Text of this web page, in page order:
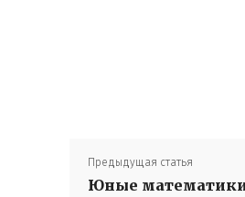
Предыдущая статья
Юные